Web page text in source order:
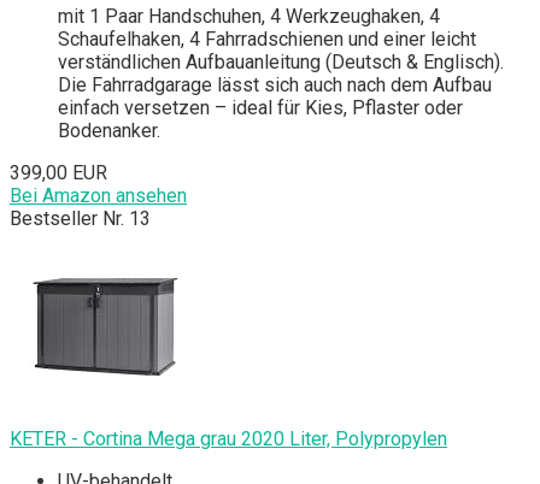
mit 1 Paar Handschuhen, 4 Werkzeughaken, 4
Schaufelhaken, 4 Fahrradschienen und einer leicht
verständlichen Aufbauanleitung (Deutsch & Englisch).
Die Fahrradgarage lässt sich auch nach dem Aufbau
einfach versetzen – ideal für Kies, Pflaster oder
Bodenanker.
399,00 EUR
Bei Amazon ansehen
Bestseller Nr. 13
KETER - Cortina Mega grau 2020 Liter, Polypropylen